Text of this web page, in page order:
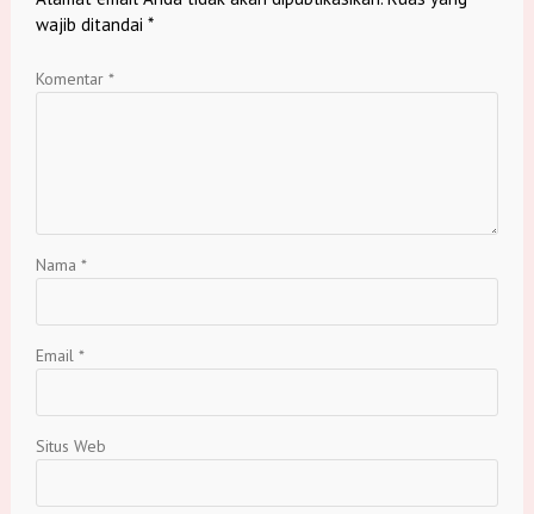
wajib ditandai *
Komentar *
Nama *
Email *
Situs Web